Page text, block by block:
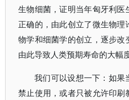
生物细菌，证明当年匈牙利医
正确的，由此创立了微生物理
物学和细菌学的创立，逐步改
由此导致人类预期寿命的大幅
我们可以设想一下：如果
禁止使用，或者只被允许印刷